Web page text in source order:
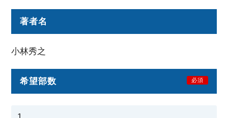
著者名
小林秀之
希望部数 必須